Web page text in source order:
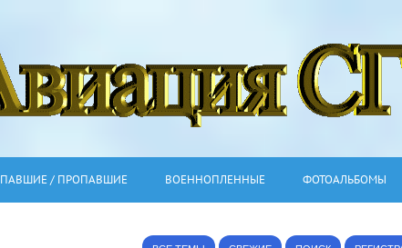
ПАВШИЕ / ПРОПАВШИЕ ВОЕННОПЛЕННЫЕ ФОТОАЛЬБОМЫ